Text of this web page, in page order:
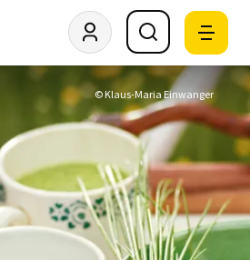
© Klaus-Maria Einwanger